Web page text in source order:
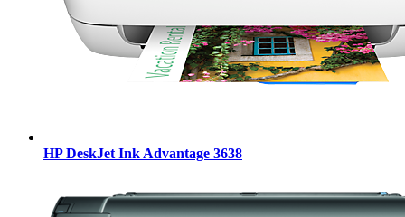
HP DeskJet Ink Advantage 3638